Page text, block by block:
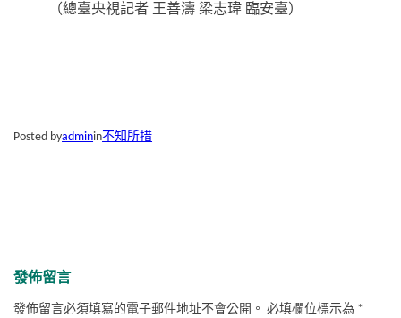
（總臺央視記者 王善濤 梁志瑋 臨安臺）
Posted byadminin不知所措
發佈留言
發佈留言必須填寫的電子郵件地址不會公開。 必填欄位標示為 *